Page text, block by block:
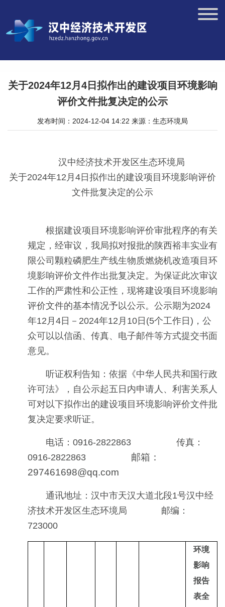
关于2024年12月4日拟作出的建设项目环境影响
评价文件批复决定的公示
发布时间：2024-12-04 14:22 来源：生态环境局
汉中经济技术开发区生态环境局
关于2024年12月4日拟作出的建设项目环境影响评价
文件批复决定的公示
根据建设项目环境影响评价审批程序的有关
规定，经审议，我局拟对报批的陕西裕丰实业有
限公司颗粒磷肥生产线生物质燃烧机改造项目环
境影响评价文件作出批复决定。为保证此次审议
工作的严肃性和公正性，现将建设项目环境影响
评价文件的基本情况予以公示。公示期为2024
年12月4日－2024年12月10日(5个工作日)，公
众可以以信函、传真、电子邮件等方式提交书面
意见。
听证权利告知：依据《中华人民共和国行政
许可法》，自公示起五日内申请人、利害关系人
可对以下拟作出的建设项目环境影响评价文件批
复决定要求听证。
电话：0916-2822863 传真：
0916-2822863 邮箱：
297461698@qq.com
通讯地址：汉中市天汉大道北段1号汉中经
济技术开发区生态环境局 邮编：
723000
环境
影响
报告
表全